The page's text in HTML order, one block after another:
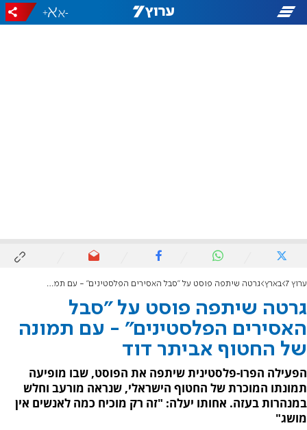
-
+
ערוץ 7 בארץ גרטה שיתפה פוסט על "סבל האסירים הפלסטינים" - עם תמונה של החטוף אביתר דוד
גרטה שיתפה פוסט על "סבל
האסירים הפלסטינים" - עם תמונה
של החטוף אביתר דוד
הפעילה הפרו-פלסטינית שיתפה את הפוסט, שבו מופיעה
תמונתו המוכרת של החטוף הישראלי, שנראה מורעב וחלש
במנהרות בעזה. אחותו יעלה: "זה רק מוכיח כמה לאנשים אין
מושג"